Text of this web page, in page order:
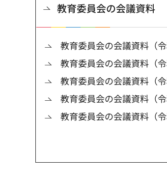
教育委員会の会議資料
教育委員会の会議資料（
教育委員会の会議資料（
教育委員会の会議資料（
教育委員会の会議資料（
教育委員会の会議資料（